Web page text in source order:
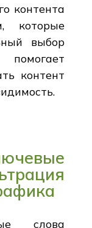
контента
которые
выбор
контент
слова